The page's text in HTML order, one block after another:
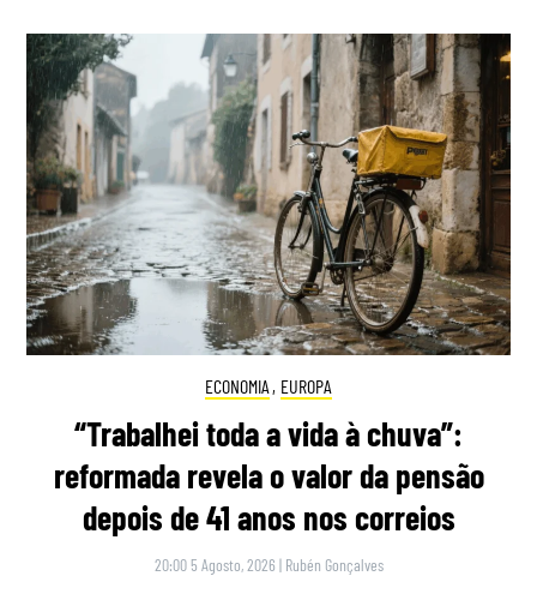
ECONOMIA , EUROPA
“Trabalhei toda a vida à chuva”:
reformada revela o valor da pensão
depois de 41 anos nos correios
20:00 5 Agosto, 2026 | Rubén Gonçalves